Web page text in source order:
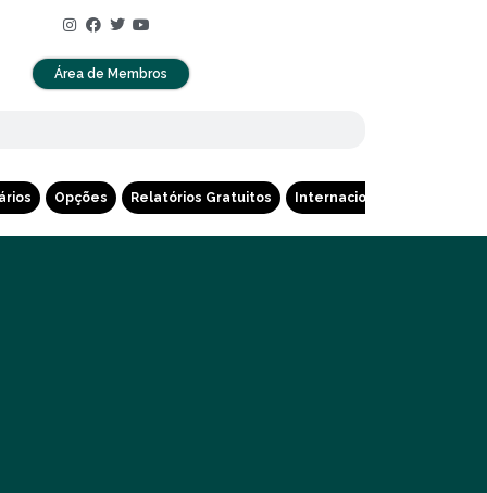
Área de Membros
Opções Relatórios Gratuitos Internacional